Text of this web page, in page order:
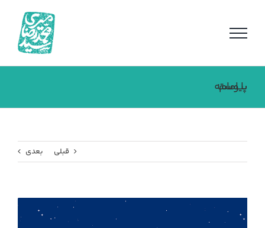
پیوسته با امام
قبلی بعدی
تصویر